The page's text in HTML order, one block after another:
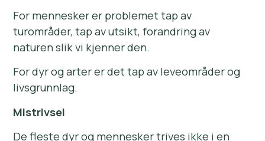
For mennesker er problemet tap av
turområder, tap av utsikt, forandring av
naturen slik vi kjenner den.
For dyr og arter er det tap av leveområder og
livsgrunnlag.
Mistrivsel
De fleste dyr og mennesker trives ikke i en